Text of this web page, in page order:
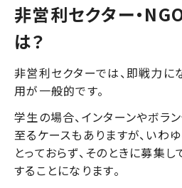
非営利セクター・
は？
非営利セクターでは、即戦力
用が一般的です。
学生の場合、インターンやボラ
至るケースもありますが、いわ
とっておらず、そのときに募集
することになります。